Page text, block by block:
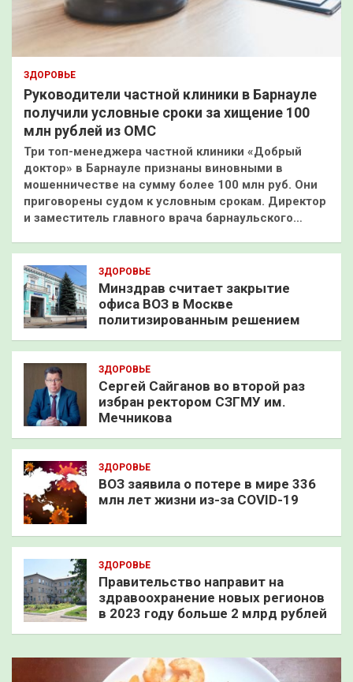
ЗДОРОВЬЕ
Руководители частной клиники в Барнауле
получили условные сроки за хищение 100
млн рублей из ОМС
Три топ-менеджера частной клиники «Добрый
доктор» в Барнауле признаны виновными в
мошенничестве на сумму более 100 млн руб. Они
приговорены судом к условным срокам. Директор
и заместитель главного врача барнаульского…
ЗДОРОВЬЕ
Минздрав считает закрытие
офиса ВОЗ в Москве
политизированным решением
ЗДОРОВЬЕ
Сергей Сайганов во второй раз
избран ректором СЗГМУ им.
Мечникова
ЗДОРОВЬЕ
ВОЗ заявила о потере в мире 336
млн лет жизни из-за COVID-19
ЗДОРОВЬЕ
Правительство направит на
здравоохранение новых регионов
в 2023 году больше 2 млрд рублей